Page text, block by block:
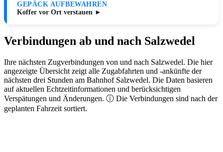
GEPÄCK AUFBEWAHREN
Koffer vor Ort verstauen ►
Verbindungen ab und nach Salzwedel
Ihre nächsten Zugverbindungen von und nach Salzwedel. Die hier
angezeigte Übersicht zeigt alle Zugabfahrten und -ankünfte der
nächsten drei Stunden am Bahnhof Salzwedel. Die Daten basieren
auf aktuellen Echtzeitinformationen und berücksichtigen
Verspätungen und Änderungen. ⓘ Die Verbindungen sind nach der
geplanten Fahrzeit sortiert.